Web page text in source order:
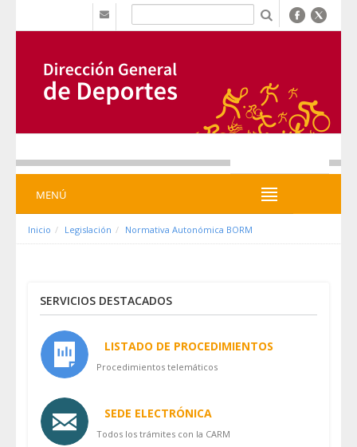
Zum Inhalt wechseln
MENÚ
Inicio Legislación Normativa Autonómica BORM
SERVICIOS DESTACADOS
LISTADO DE PROCEDIMIENTOS
Procedimientos telemáticos
SEDE ELECTRÓNICA
Todos los trámites con la CARM